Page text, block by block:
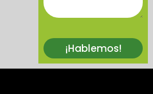
¡Hablemos!